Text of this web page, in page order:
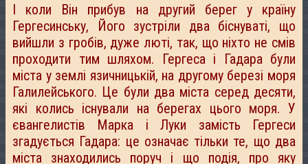
І коли Він прибув на другий берег у країну
Гергесинську, Його зустріли два біснуваті, що
вийшли з гробів, дуже люті, так, що ніхто не смів
проходити тим шляхом. Гергеса і Гадара були
міста у землі язичницькій, на другому березі моря
Галилейського. Це були два міста серед десяти,
які колись існували на берегах цього моря. У
євангелистів Марка і Луки замість Гергеси
згадується Гадара: це означає тільки те, що два
міста знаходились поруч і що подія, про яку